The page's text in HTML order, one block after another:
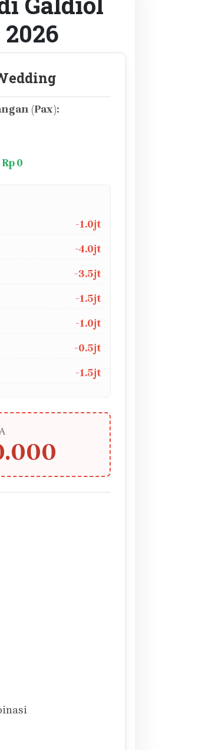
(Pax):
0
-1.0jt
-4.0jt
-3.5jt
-1.5jt
-1.0jt
-0.5jt
-1.5jt